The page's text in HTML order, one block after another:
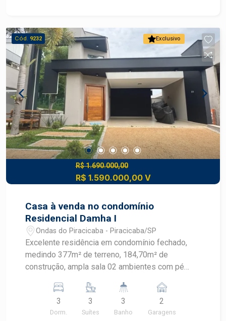
- Região tranquila e com excelente infraestrutura
Agende sua visita e conheça essa oportunidade
única no bairro Jupiá!
Exclusivo
Cód. 9232
R$ 1.690.000,00
R$ 1.590.000,00 V
Casa à venda no condomínio
Residencial Damha I
Ondas do Piracicaba - Piracicaba/SP
Excelente residência em condomínio fechado,
medindo 377m² de terreno, 184,70m² de
construção, ampla sala 02 ambientes com pé
armários sendo 01 com closet, banheiros com
gabinete e box de vidro, cozinha planejada, área
de serviço com armário. Espaço gourmet com
3
Dorm.
3
Suítes
3
Banho
2
Garagens